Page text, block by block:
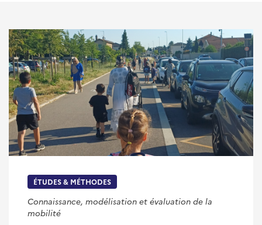
ÉTUDES & MÉTHODES
Connaissance, modélisation et évaluation de la
mobilité